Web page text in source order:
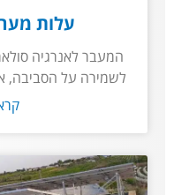
עלות
המעבר לאנרגיה
לשמירה על הסביבה,